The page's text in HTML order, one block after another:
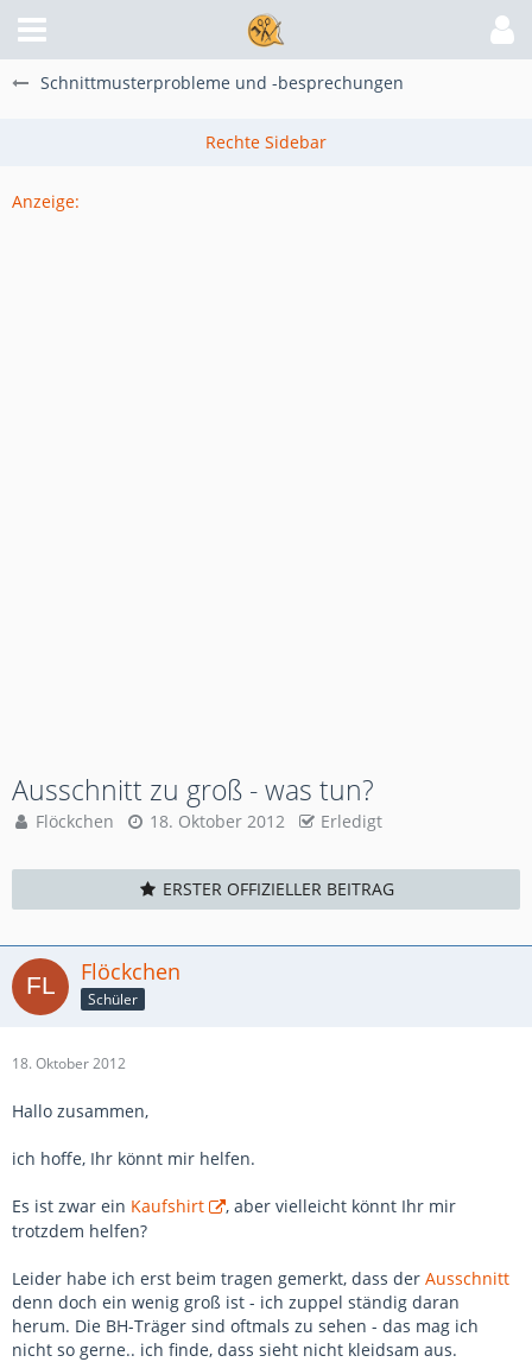
Schnittmusterprobleme und -besprechungen
Anzeige:
Ausschnitt zu groß - was tun?
Flöckchen 18. Oktober 2012 Erledigt
ERSTER OFFIZIELLER BEITRAG
Flöckchen
Schüler
18. Oktober 2012
Hallo zusammen,
ich hoffe, Ihr könnt mir helfen.
Es ist zwar ein Kaufshirt
, aber vielleicht könnt Ihr mir
trotzdem helfen?
Leider habe ich erst beim tragen gemerkt, dass der Ausschnitt
denn doch ein wenig groß ist - ich zuppel ständig daran
herum. Die BH-Träger sind oftmals zu sehen - das mag ich
nicht so gerne.. ich finde, dass sieht nicht kleidsam aus.